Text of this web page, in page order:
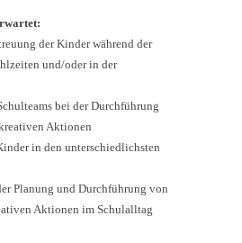
der Kinder während der
und/oder in der
bei der Durchführung
Aktionen
in den unterschiedlichsten
Planung und Durchführung von
Aktionen im Schulalltag